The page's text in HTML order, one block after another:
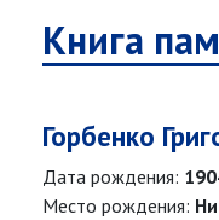
Книга
Горбенко
Дата рождения:
Место рождения: